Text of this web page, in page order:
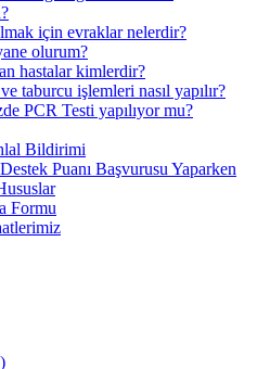
için evraklar nelerdir?
olurum?
hastalar kimlerdir?
taburcu işlemleri nasıl yapılır?
PCR Testi yapılıyor mu?
Bildirimi
Puanı Başvurusu Yaparken
Formu